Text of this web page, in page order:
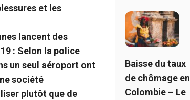
et les
lancent des
: Selon la police
un seul aéroport ont
société
plutôt que de
Baisse du taux
de chômage en
Colombie – Le